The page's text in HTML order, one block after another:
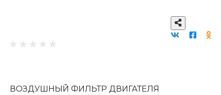
ВОЗДУШНЫЙ ФИЛЬТР ДВИГАТЕЛЯ